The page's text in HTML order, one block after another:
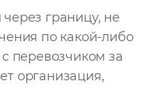
границу, не
по какой-либо
перевозчиком за
организация,